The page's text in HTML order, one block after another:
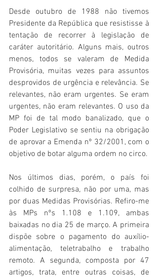
Desde outubro de 1988 não tivemos
Presidente da República que resistisse à
tentação de recorrer à legislação de
caráter autoritário. Alguns mais, outros
menos, todos se valeram de Medida
Provisória, muitas vezes para assuntos
desprovidos de urgência e relevância. Se
relevantes, não eram urgentes. Se eram
urgentes, não eram relevantes. O uso da
MP foi de tal modo banalizado, que o
Poder Legislativo se sentiu na obrigação
de aprovar a Emenda nº 32/2001, com o
objetivo de botar alguma ordem no circo.
Nos últimos dias, porém, o país foi
colhido de surpresa, não por uma, mas
por duas Medidas Provisórias. Refiro-me
às MPs nºs 1.108 e 1.109, ambas
baixadas no dia 25 de março. A primeira
dispõe sobre o pagamento do auxílio-
alimentação, teletrabalho e trabalho
remoto. A segunda, composta por 47
artigos, trata, entre outras coisas, de